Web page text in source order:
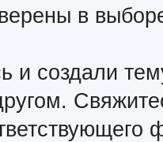
в
и создали